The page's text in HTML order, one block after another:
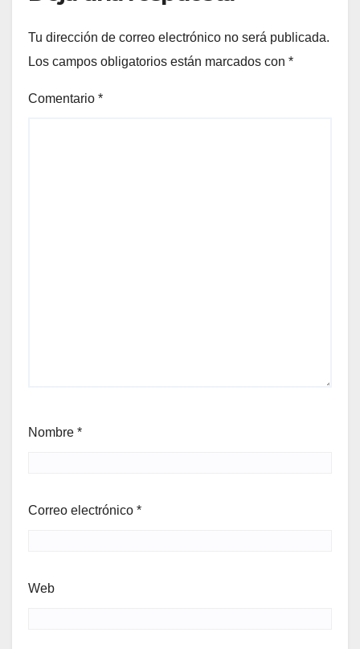
Tu dirección de correo electrónico no será publicada.
Los campos obligatorios están marcados con *
Comentario *
Nombre *
Correo electrónico *
Web